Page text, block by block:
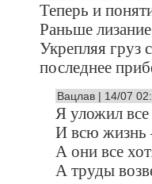
Теперь и
Раньше
Укрепляя груз
последнее
Вацлав | 14/07
Я уложил
И всю жизнь
А они все
А труды